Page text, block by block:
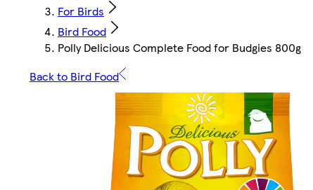
For Birds
Bird Food
Polly Delicious Complete Food for Budgies 800g
Back to Bird Food